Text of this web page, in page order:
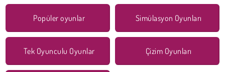
Popüler oyunlar Simülasyon Oyunları
Tek Oyunculu Oyunlar Çizim Oyunları